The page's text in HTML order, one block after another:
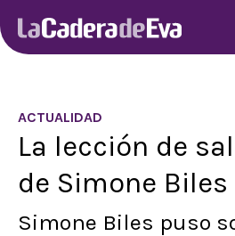
ACTUALIDAD
La lección de
de Simone Biles
Simone Biles puso